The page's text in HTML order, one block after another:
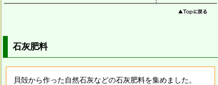
石灰肥料
貝殻から作った自然石灰などの石灰肥料を集めました。